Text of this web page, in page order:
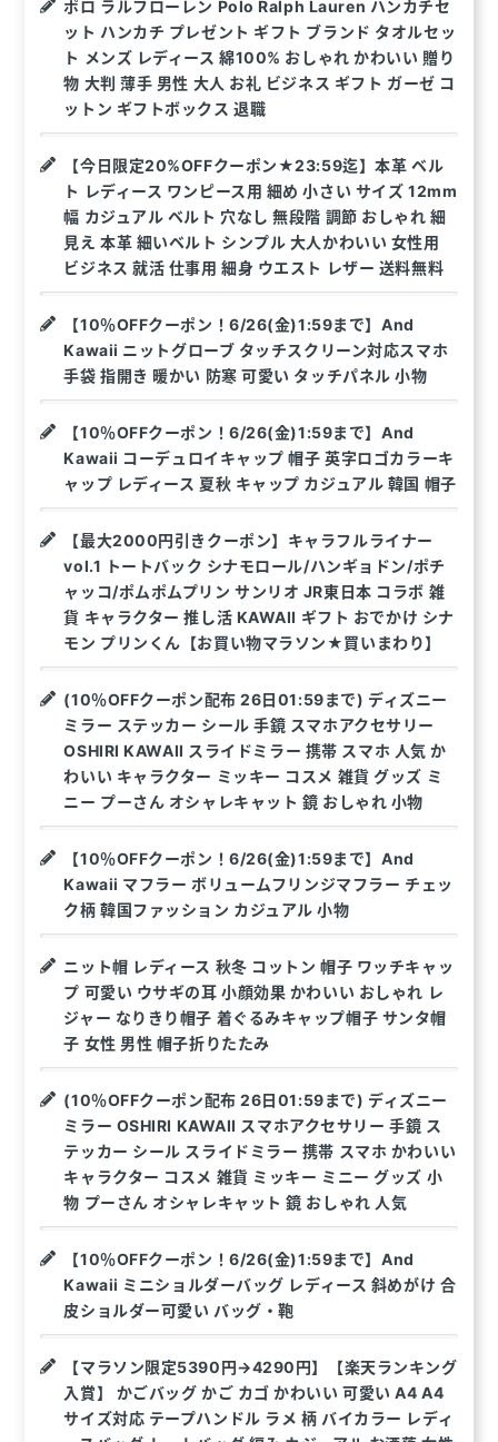
ポロ ラルフローレン Polo Ralph Lauren ハンカチセ
ット ハンカチ プレゼント ギフト ブランド タオルセッ
ト メンズ レディース 綿100% おしゃれ かわいい 贈り
物 大判 薄手 男性 大人 お礼 ビジネス ギフト ガーゼ コ
ットン ギフトボックス 退職
【今日限定20%OFFクーポン★23:59迄】本革 ベル
ト レディース ワンピース用 細め 小さい サイズ 12mm
幅 カジュアル ベルト 穴なし 無段階 調節 おしゃれ 細
見え 本革 細いベルト シンプル 大人かわいい 女性用
ビジネス 就活 仕事用 細身 ウエスト レザー 送料無料
【10％OFFクーポン！6/26(金)1:59まで】And
Kawaii ニットグローブ タッチスクリーン対応スマホ
手袋 指開き 暖かい 防寒 可愛い タッチパネル 小物
【10％OFFクーポン！6/26(金)1:59まで】And
Kawaii コーデュロイキャップ 帽子 英字ロゴカラーキ
ャップ レディース 夏秋 キャップ カジュアル 韓国 帽子
【最大2000円引きクーポン】キャラフルライナー
vol.1 トートバック シナモロール/ハンギョドン/ポチ
ャッコ/ポムポムプリン サンリオ JR東日本 コラボ 雑
貨 キャラクター 推し活 KAWAII ギフト おでかけ シナ
モン プリンくん【お買い物マラソン★買いまわり】
(10％OFFクーポン配布 26日01:59まで) ディズニー
ミラー ステッカー シール 手鏡 スマホアクセサリー
OSHIRI KAWAII スライドミラー 携帯 スマホ 人気 か
わいい キャラクター ミッキー コスメ 雑貨 グッズ ミ
ニー プーさん オシャレキャット 鏡 おしゃれ 小物
【10％OFFクーポン！6/26(金)1:59まで】And
Kawaii マフラー ボリュームフリンジマフラー チェッ
ク柄 韓国ファッション カジュアル 小物
ニット帽 レディース 秋冬 コットン 帽子 ワッチキャッ
プ 可愛い ウサギの耳 小顔効果 かわいい おしゃれ レ
ジャー なりきり帽子 着ぐるみキャップ帽子 サンタ帽
子 女性 男性 帽子折りたたみ
(10％OFFクーポン配布 26日01:59まで) ディズニー
ミラー OSHIRI KAWAII スマホアクセサリー 手鏡 ス
テッカー シール スライドミラー 携帯 スマホ かわいい
キャラクター コスメ 雑貨 ミッキー ミニー グッズ 小
物 プーさん オシャレキャット 鏡 おしゃれ 人気
【10％OFFクーポン！6/26(金)1:59まで】And
Kawaii ミニショルダーバッグ レディース 斜めがけ 合
皮ショルダー可愛い バッグ・鞄
【マラソン限定5390円→4290円】【楽天ランキング
入賞】 かごバッグ かご カゴ かわいい 可愛い A4 A4
サイズ対応 テープハンドル ラメ 柄 バイカラー レディ